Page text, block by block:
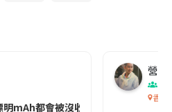
mAh都會被沒收😱出發前切記檢查
營養
香港